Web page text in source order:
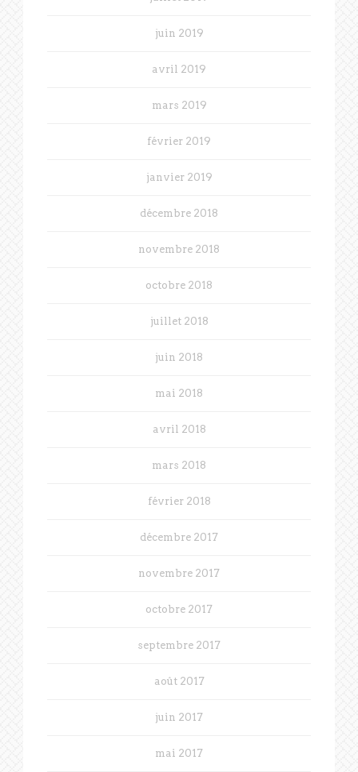
juin 2019
avril 2019
mars 2019
février 2019
janvier 2019
décembre 2018
novembre 2018
octobre 2018
juillet 2018
juin 2018
mai 2018
avril 2018
mars 2018
février 2018
décembre 2017
novembre 2017
octobre 2017
septembre 2017
août 2017
juin 2017
mai 2017